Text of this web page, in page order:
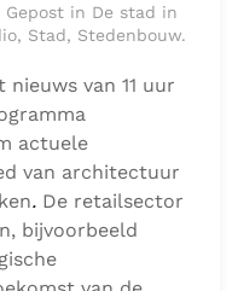
Gepost in De stad in
Stad, Stedenbouw.
van 11 uur
actuele
van architectuur
. De retailsector
bijvoorbeeld